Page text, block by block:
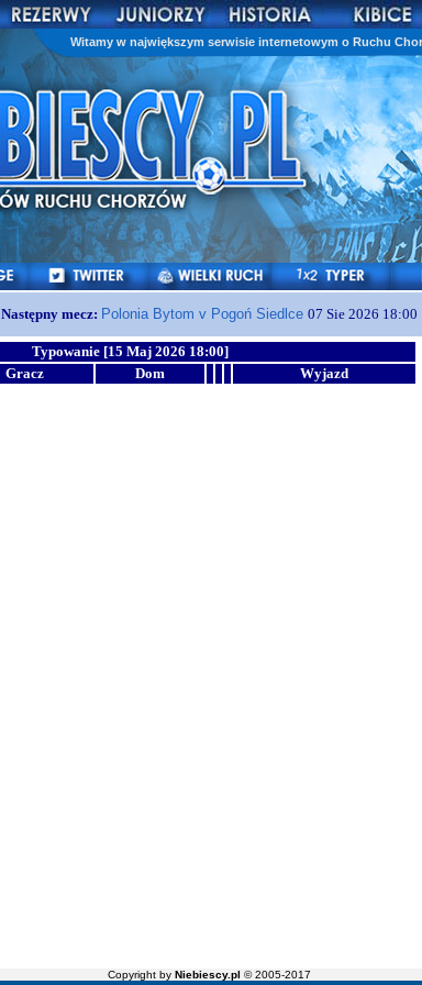
Witamy w największym serwisie internetowym o Ruchu
Następny mecz: Polonia Bytom v Pogoń Siedlce 07 Sie 2026 18:00
Typowanie [15 Maj 2026 18:00]
Gracz Dom Wyjazd
Copyright by Niebiescy.pl © 2005-2017